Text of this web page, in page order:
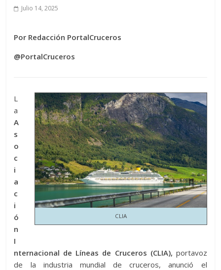
Julio 14, 2025
Por Redacción PortalCruceros
@PortalCruceros
CLIA
L
a
A
s
o
c
i
a
c
i
ó
n
I
nternacional de Líneas de Cruceros (CLIA), portavoz
de la industria mundial de cruceros, anunció el